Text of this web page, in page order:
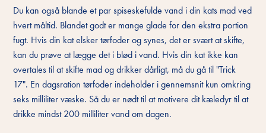
Du kan også blande et par spiseskefulde vand i din kats mad ved
hvert måltid. Blandet godt er mange glade for den ekstra portion
fugt. Hvis din kat elsker tørfoder og synes, det er svært at skifte,
kan du prøve at lægge det i blød i vand. Hvis din kat ikke kan
overtales til at skifte mad og drikker dårligt, må du gå til "Trick
17". En dagsration tørfoder indeholder i gennemsnit kun omkring
seks milliliter væske. Så du er nødt til at motivere dit kæledyr til at
drikke mindst 200 milliliter vand om dagen.